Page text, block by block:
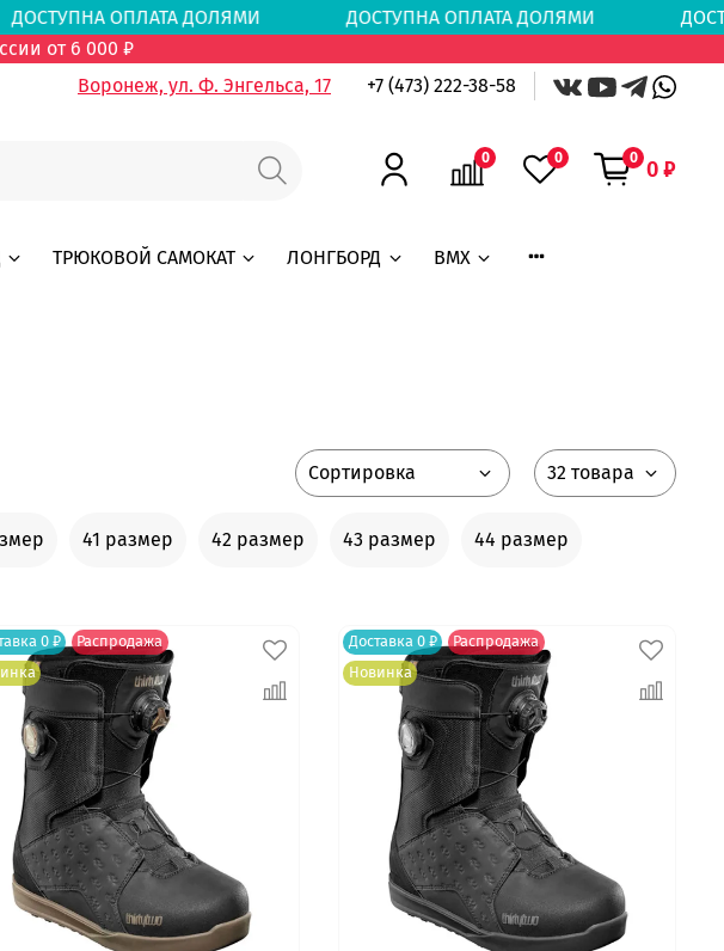
ОПЛАТА ДОЛЯМИ ДОСТУПНА ОПЛАТА ДОЛЯМИ
от 6 000 ₽
Воронеж, ул. Ф. Энгельса, 17 +7 (473) 222-38-58
0 0 0 0 ₽
ТРЮКОВОЙ САМОКАТ ЛОНГБОРД BMX
41 размер 42 размер 43 размер
44 размер
0 ₽
Распродажа
Доставка 0 ₽
Распродажа
Новинка